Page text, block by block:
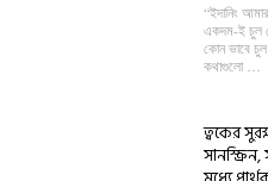
“ইদানিং
একদম-ই চুল
কোন ভাবে
কথাগুলো …
ত্বকের